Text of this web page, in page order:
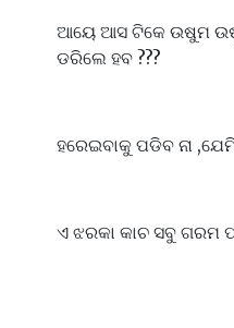
ଆୟେ ଆସ ଟିକେ ଉଷୁମ
ଡରିଲେ ହବ ???
ହରେଇବାକୁ ପଡିବ ନା
ଏ ଝରକା କାଚ ସବୁ ଗରମ